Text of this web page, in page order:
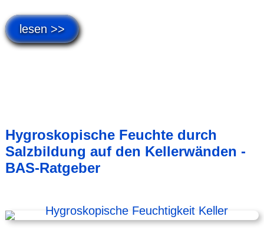
lesen >>
Hygroskopische Feuchte durch
Salzbildung auf den Kellerwänden -
BAS-Ratgeber